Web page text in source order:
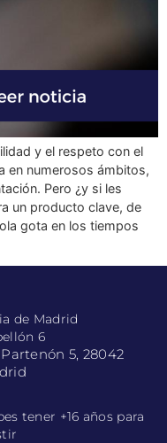
y el respeto con el
en numerosos ámbitos,
Pero ¿y si les
un producto clave, de
gota en los tiempos
de Madrid
6
Partenón 5, 28042
tener +16 años para